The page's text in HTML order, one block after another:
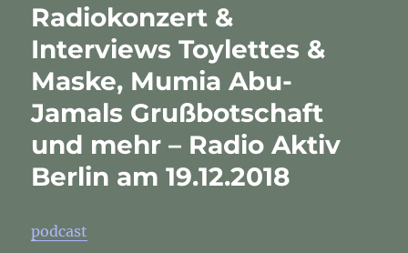
Toylettes
Maske,
Mumia
Abu-
Jamals
und
mehr
–
Radiokonzert &
Interviews Toylettes &
Maske, Mumia Abu-
Jamals Grußbotschaft
und mehr – Radio Aktiv
Berlin am 19.12.2018
podcast